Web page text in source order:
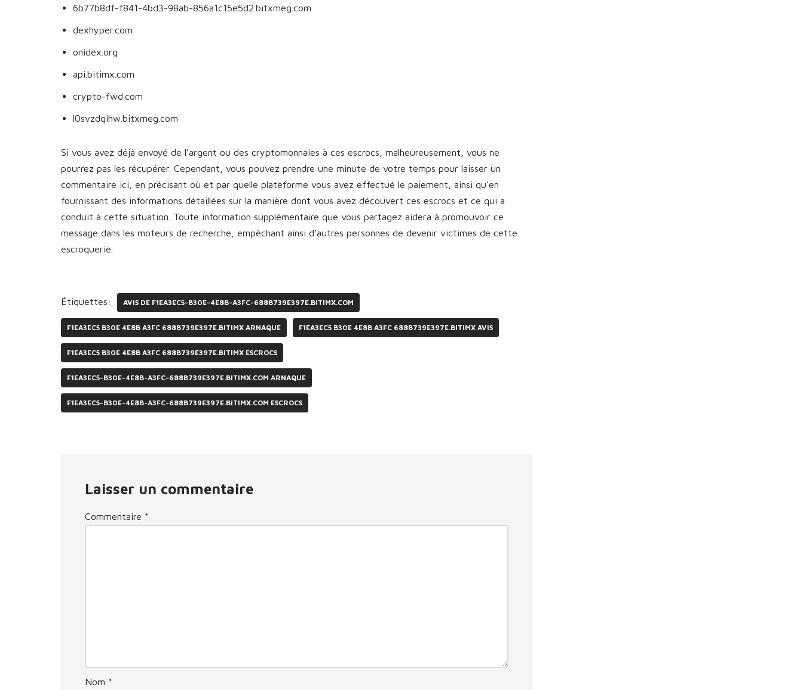
6b77b8df-f841-4bd3-98ab-856a1c15e5d2.bitxmeg.com
dexhyper.com
onidex.org
api.bitimx.com
crypto-fwd.com
l0svzdqihw.bitxmeg.com
Si vous avez déjà envoyé de l’argent ou des cryptomonnaies à ces escrocs, malheureusement, vous ne
pourrez pas les récupérer. Cependant, vous pouvez prendre une minute de votre temps pour laisser un
commentaire ici, en précisant où et par quelle plateforme vous avez effectué le paiement, ainsi qu’en
fournissant des informations détaillées sur la manière dont vous avez découvert ces escrocs et ce qui a
conduit à cette situation. Toute information supplémentaire que vous partagez aidera à promouvoir ce
message dans les moteurs de recherche, empêchant ainsi d’autres personnes de devenir victimes de cette
escroquerie.
Étiquettes: AVIS DE F1EA3EC5-B30E-4E8B-A3FC-688B739E397E.BITIMX.COM
F1EA3EC5 B30E 4E8B A3FC 688B739E397E.BITIMX ARNAQUE F1EA3EC5 B30E 4E8B A3FC 688B739E397E.BITIMX AVIS
F1EA3EC5 B30E 4E8B A3FC 688B739E397E.BITIMX ESCROCS
F1EA3EC5-B30E-4E8B-A3FC-688B739E397E.BITIMX.COM ARNAQUE
F1EA3EC5-B30E-4E8B-A3FC-688B739E397E.BITIMX.COM ESCROCS
Laisser un commentaire
Commentaire *
Nom *